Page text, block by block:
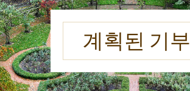
로
건
너
뛰
기
계획된 기부